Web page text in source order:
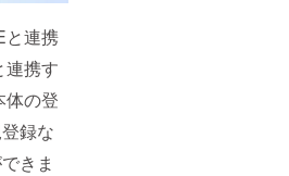
と連携
連携す
体の登
録な
きま